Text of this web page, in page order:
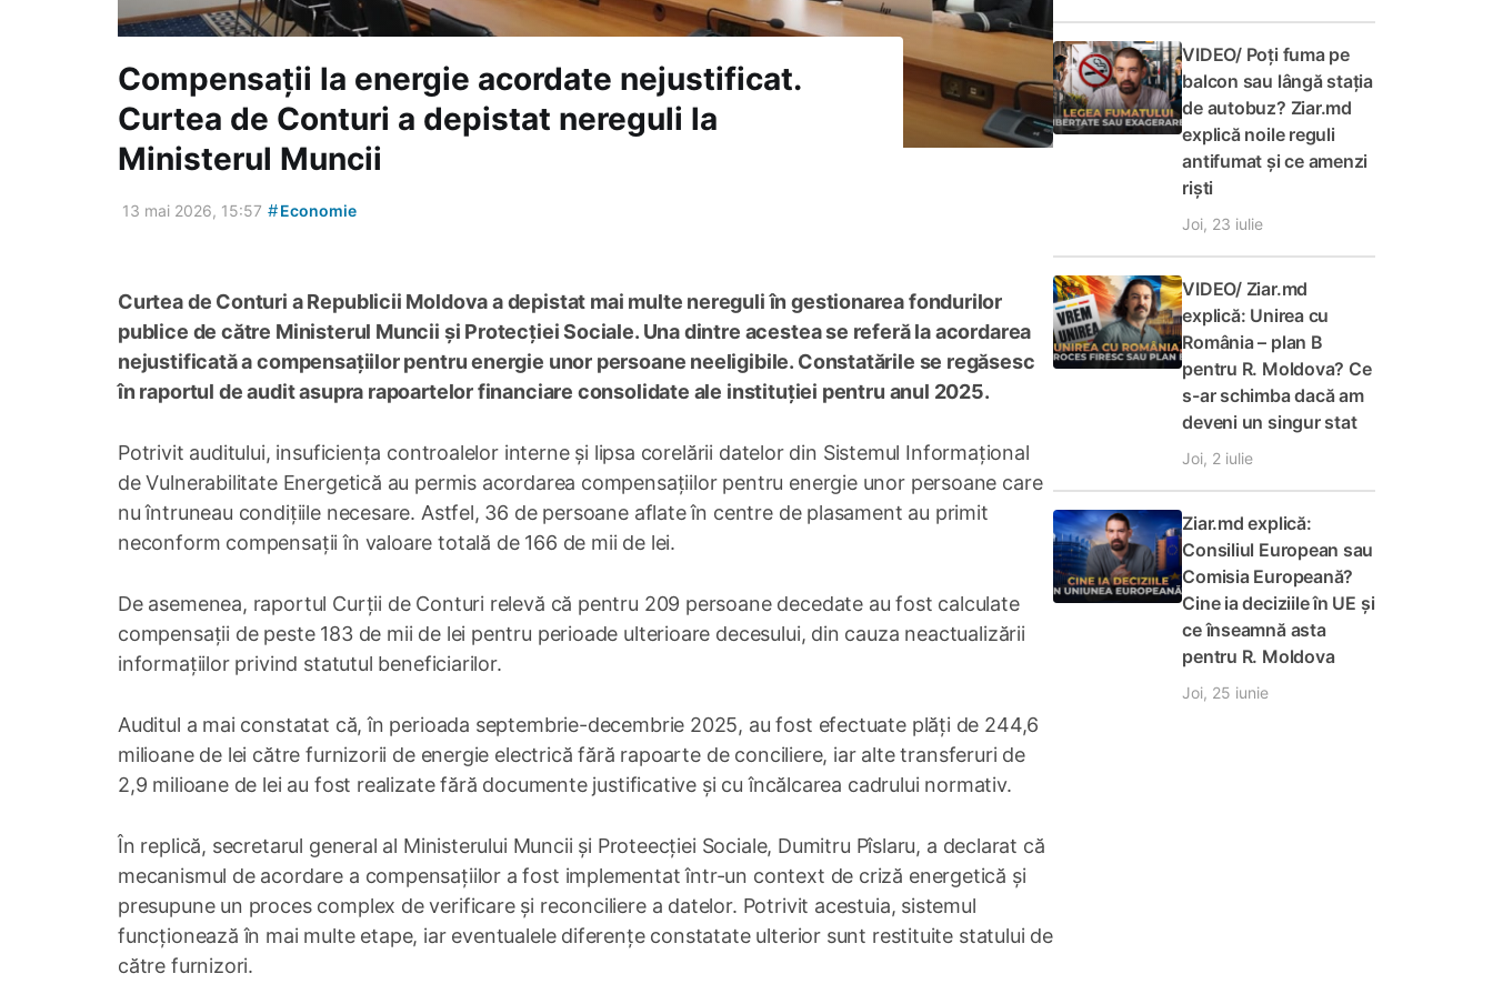
Compensații la energie acordate nejustificat.
Curtea de Conturi a depistat nereguli la
Ministerul Muncii
13 mai 2026, 15:57 #Economie
Curtea de Conturi a Republicii Moldova a depistat mai multe nereguli în gestionarea fondurilor
publice de către Ministerul Muncii și Protecției Sociale. Una dintre acestea se referă la acordarea
nejustificată a compensațiilor pentru energie unor persoane neeligibile. Constatările se regăsesc
în raportul de audit asupra rapoartelor financiare consolidate ale instituției pentru anul 2025.
Potrivit auditului, insuficiența controalelor interne și lipsa corelării datelor din Sistemul Informațional
de Vulnerabilitate Energetică au permis acordarea compensațiilor pentru energie unor persoane care
nu întruneau condițiile necesare. Astfel, 36 de persoane aflate în centre de plasament au primit
neconform compensații în valoare totală de 166 de mii de lei.
De asemenea, raportul Curții de Conturi relevă că pentru 209 persoane decedate au fost calculate
compensații de peste 183 de mii de lei pentru perioade ulterioare decesului, din cauza neactualizării
informațiilor privind statutul beneficiarilor.
Auditul a mai constatat că, în perioada septembrie-decembrie 2025, au fost efectuate plăți de 244,6
milioane de lei către furnizorii de energie electrică fără rapoarte de conciliere, iar alte transferuri de
2,9 milioane de lei au fost realizate fără documente justificative și cu încălcarea cadrului normativ.
În replică, secretarul general al Ministerului Muncii și Proteecției Sociale, Dumitru Pîslaru, a declarat că
mecanismul de acordare a compensațiilor a fost implementat într-un context de criză energetică și
presupune un proces complex de verificare și reconciliere a datelor. Potrivit acestuia, sistemul
funcționează în mai multe etape, iar eventualele diferențe constatate ulterior sunt restituite statului de
către furnizori.
VIDEO/ Poți fuma pe
balcon sau lângă stația
de autobuz? Ziar.md
explică noile reguli
antifumat și ce amenzi
riști
Joi, 23 iulie
VIDEO/ Ziar.md
explică: Unirea cu
România – plan B
pentru R. Moldova? Ce
s-ar schimba dacă am
deveni un singur stat
Joi, 2 iulie
Ziar.md explică:
Consiliul European sau
Comisia Europeană?
Cine ia deciziile în UE și
ce înseamnă asta
pentru R. Moldova
Joi, 25 iunie